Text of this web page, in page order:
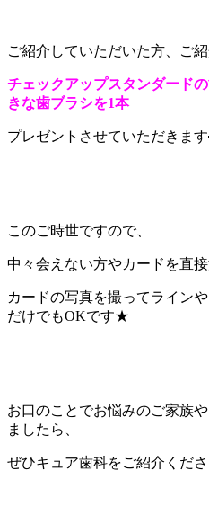
ご紹介していただいた方、ご
チェックアップスタンダード
きな歯ブラシを1本
プレゼントさせていただきます
このご時世ですので、
中々会えない方やカードを直
カードの写真を撮ってライン
だけでもOKです★
お口のことでお悩みのご家族
ましたら、
ぜひキュア歯科をご紹介くださ